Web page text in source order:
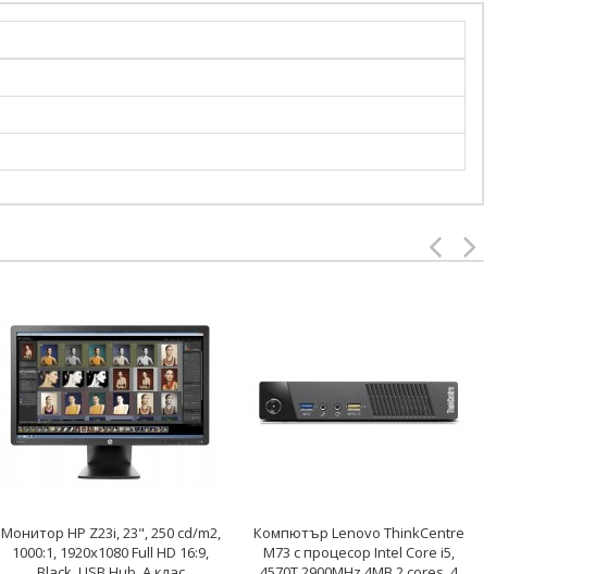
Монитор HP Z23i, 23", 250 cd/m2,
1000:1, 1920x1080 Full HD 16:9,
Компютър Lenovo ThinkCentre
M73 с процесор Intel Core i5,